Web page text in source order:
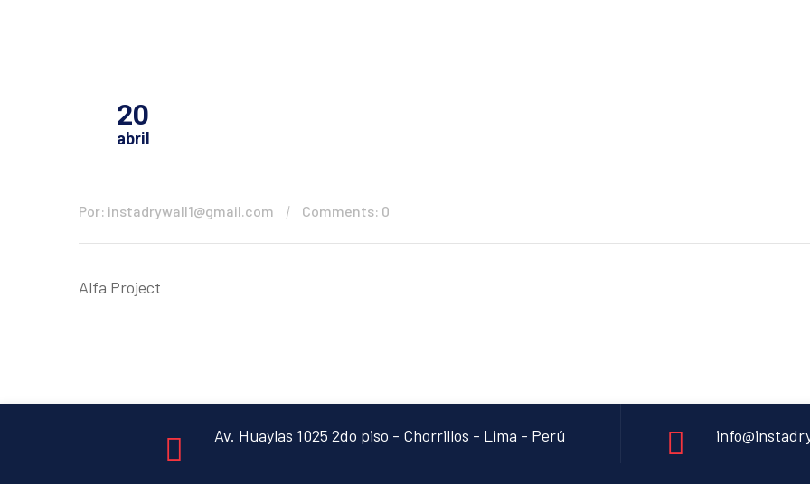
20
abril
Por: instadrywall1@gmail.com Comments: 0
Alfa Project
Av. Huaylas 1025 2do piso - Chorrillos - Lima - Perú